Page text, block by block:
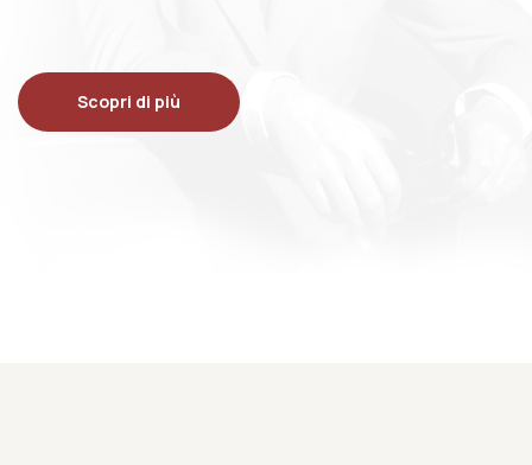
Scopri di più